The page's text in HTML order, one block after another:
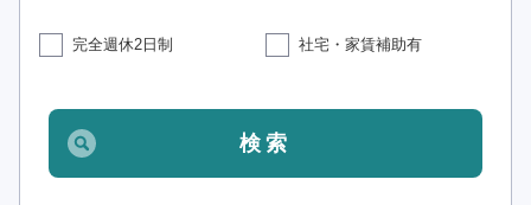
完全週休2日制 社宅・家賃補助有